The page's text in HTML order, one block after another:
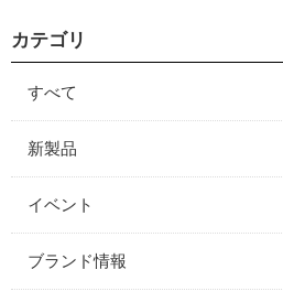
カテゴリ
すべて
新製品
イベント
ブランド情報